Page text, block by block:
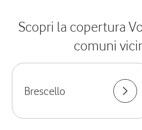
Scopri la copertura
comuni
Brescello